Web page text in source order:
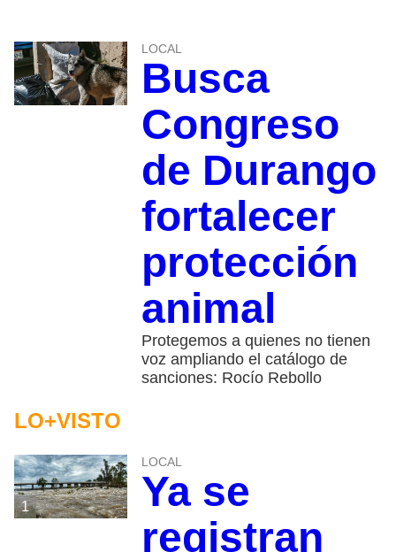
LOCAL
Busca
Congreso
de Durango
fortalecer
protección
animal
Protegemos a quienes no tienen
voz ampliando el catálogo de
sanciones: Rocío Rebollo
LO+VISTO
1
LOCAL
Ya se
registran